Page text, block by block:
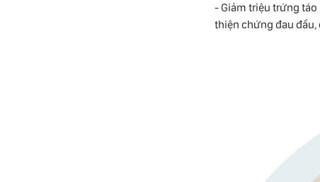
- Giảm triệu trứng
thiện chứng đau đầu,